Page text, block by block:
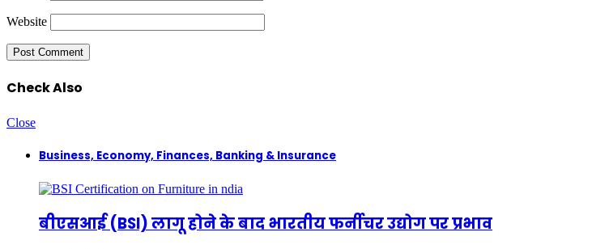
Website
Check Also
Close
Business, Economy, Finances, Banking & Insurance
बीएसआई (BSI) लागू होने के बाद भारतीय फर्नीचर उद्योग पर प्रभाव